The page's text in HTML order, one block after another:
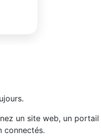
un site web, un portail
connectés.